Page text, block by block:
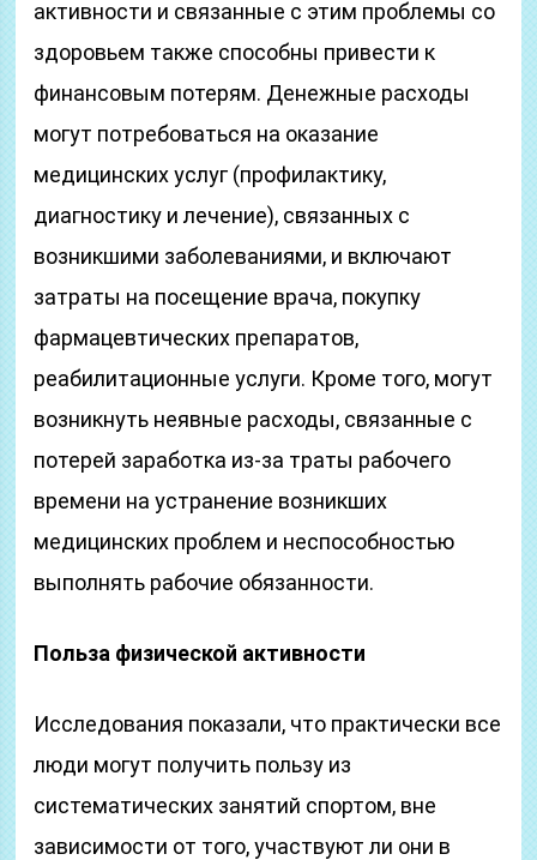
активности и связанные с этим проблемы со
здоровьем также способны привести к
финансовым потерям. Денежные расходы
могут потребоваться на оказание
медицинских услуг (профилактику,
диагностику и лечение), связанных с
возникшими заболеваниями, и включают
затраты на посещение врача, покупку
фармацевтических препаратов,
реабилитационные услуги. Кроме того, могут
возникнуть неявные расходы, связанные с
потерей заработка из-за траты рабочего
времени на устранение возникших
медицинских проблем и неспособностью
выполнять рабочие обязанности.
Польза физической активности
Исследования показали, что практически все
люди могут получить пользу из
систематических занятий спортом, вне
зависимости от того, участвуют ли они в